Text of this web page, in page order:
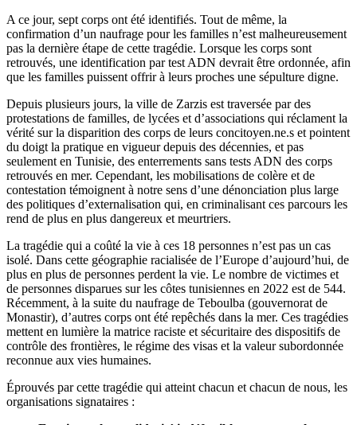
A ce jour, sept corps ont été identifiés. Tout de même, la
confirmation d’un naufrage pour les familles n’est malheureusement
pas la dernière étape de cette tragédie. Lorsque les corps sont
retrouvés, une identification par test ADN devrait être ordonnée, afin
que les familles puissent offrir à leurs proches une sépulture digne.
Depuis plusieurs jours, la ville de Zarzis est traversée par des
protestations de familles, de lycées et d’associations qui réclament la
vérité sur la disparition des corps de leurs concitoyen.ne.s et pointent
du doigt la pratique en vigueur depuis des décennies, et pas
seulement en Tunisie, des enterrements sans tests ADN des corps
retrouvés en mer. Cependant, les mobilisations de colère et de
contestation témoignent à notre sens d’une dénonciation plus large
des politiques d’externalisation qui, en criminalisant ces parcours les
rend de plus en plus dangereux et meurtriers.
La tragédie qui a coûté la vie à ces 18 personnes n’est pas un cas
isolé. Dans cette géographie racialisée de l’Europe d’aujourd’hui, de
plus en plus de personnes perdent la vie. Le nombre de victimes et
de personnes disparues sur les côtes tunisiennes en 2022 est de 544.
Récemment, à la suite du naufrage de Teboulba (gouvernorat de
Monastir), d’autres corps ont été repêchés dans la mer. Ces tragédies
mettent en lumière la matrice raciste et sécuritaire des dispositifs de
contrôle des frontières, le régime des visas et la valeur subordonnée
reconnue aux vies humaines.
Éprouvés par cette tragédie qui atteint chacun et chacun de nous, les
organisations signataires :